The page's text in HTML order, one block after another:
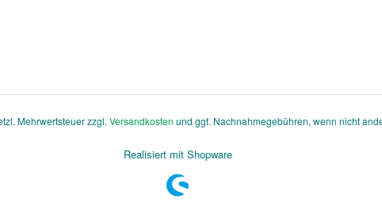
Mehrwertsteuer zzgl. Versandkosten und ggf. Nachnahmegebühren, wenn nicht
Realisiert mit Shopware